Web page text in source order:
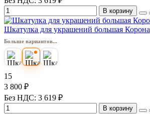
В корзину
Шкатулка для украшений большая Корона
Больше вариантов...
15
3 800 ₽
Без НДС: 3 619 ₽
В корзину